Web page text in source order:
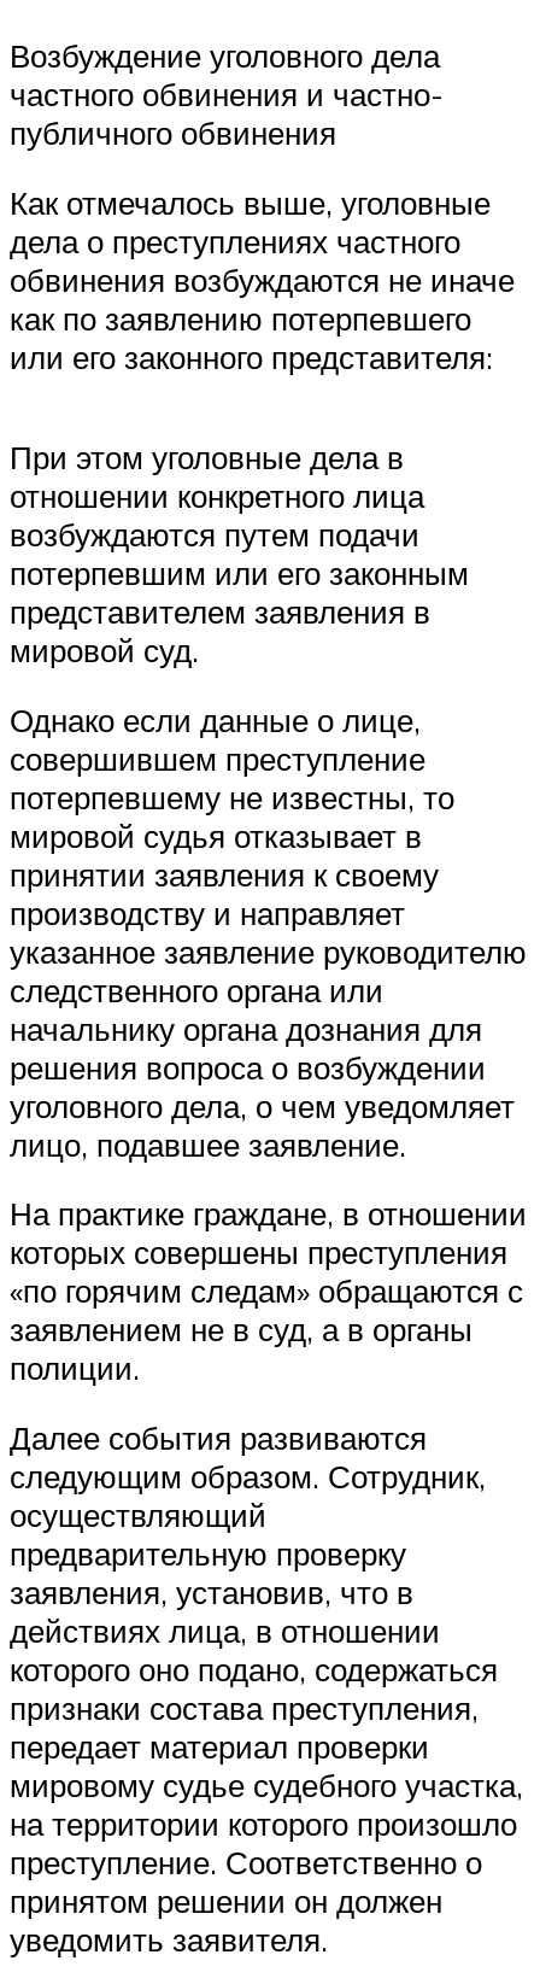
Возбуждение уголовного дела
частного обвинения и частно-
публичного обвинения
Как отмечалось выше, уголовные
дела о преступлениях частного
обвинения возбуждаются не иначе
как по заявлению потерпевшего
или его законного представителя:
При этом уголовные дела в
отношении конкретного лица
возбуждаются путем подачи
потерпевшим или его законным
представителем заявления в
мировой суд.
Однако если данные о лице,
совершившем преступление
потерпевшему не известны, то
мировой судья отказывает в
принятии заявления к своему
производству и направляет
указанное заявление руководителю
следственного органа или
начальнику органа дознания для
решения вопроса о возбуждении
уголовного дела, о чем уведомляет
лицо, подавшее заявление.
На практике граждане, в отношении
которых совершены преступления
«по горячим следам» обращаются с
заявлением не в суд, а в органы
полиции.
Далее события развиваются
следующим образом. Сотрудник,
осуществляющий
предварительную проверку
заявления, установив, что в
действиях лица, в отношении
которого оно подано, содержаться
признаки состава преступления,
передает материал проверки
мировому судье судебного участка,
на территории которого произошло
преступление. Соответственно о
принятом решении он должен
уведомить заявителя.